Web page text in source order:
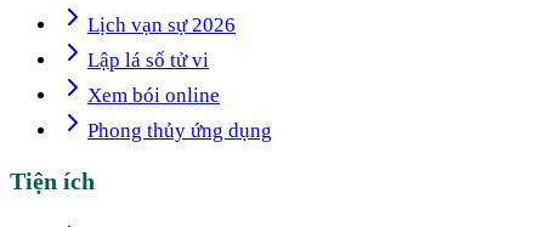
Lịch vạn sự 2026
Lập lá số tử vi
Xem bói online
Phong thủy ứng dụng
Tiện ích